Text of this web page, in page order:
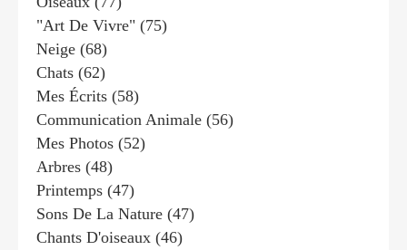
"art De Vivre" (75)
Neige (68)
Chats (62)
Mes Écrits (58)
Communication Animale (56)
Mes Photos (52)
Arbres (48)
Printemps (47)
Sons De La Nature (47)
Chants D'oiseaux (46)